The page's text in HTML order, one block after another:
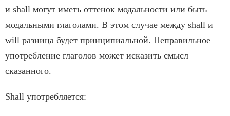
и shall могут иметь оттенок модальности или быть
модальными глаголами. В этом случае между shall и
will разница будет принципиальной. Неправильное
употребление глаголов может исказить смысл
сказанного.
Shall употребляется: